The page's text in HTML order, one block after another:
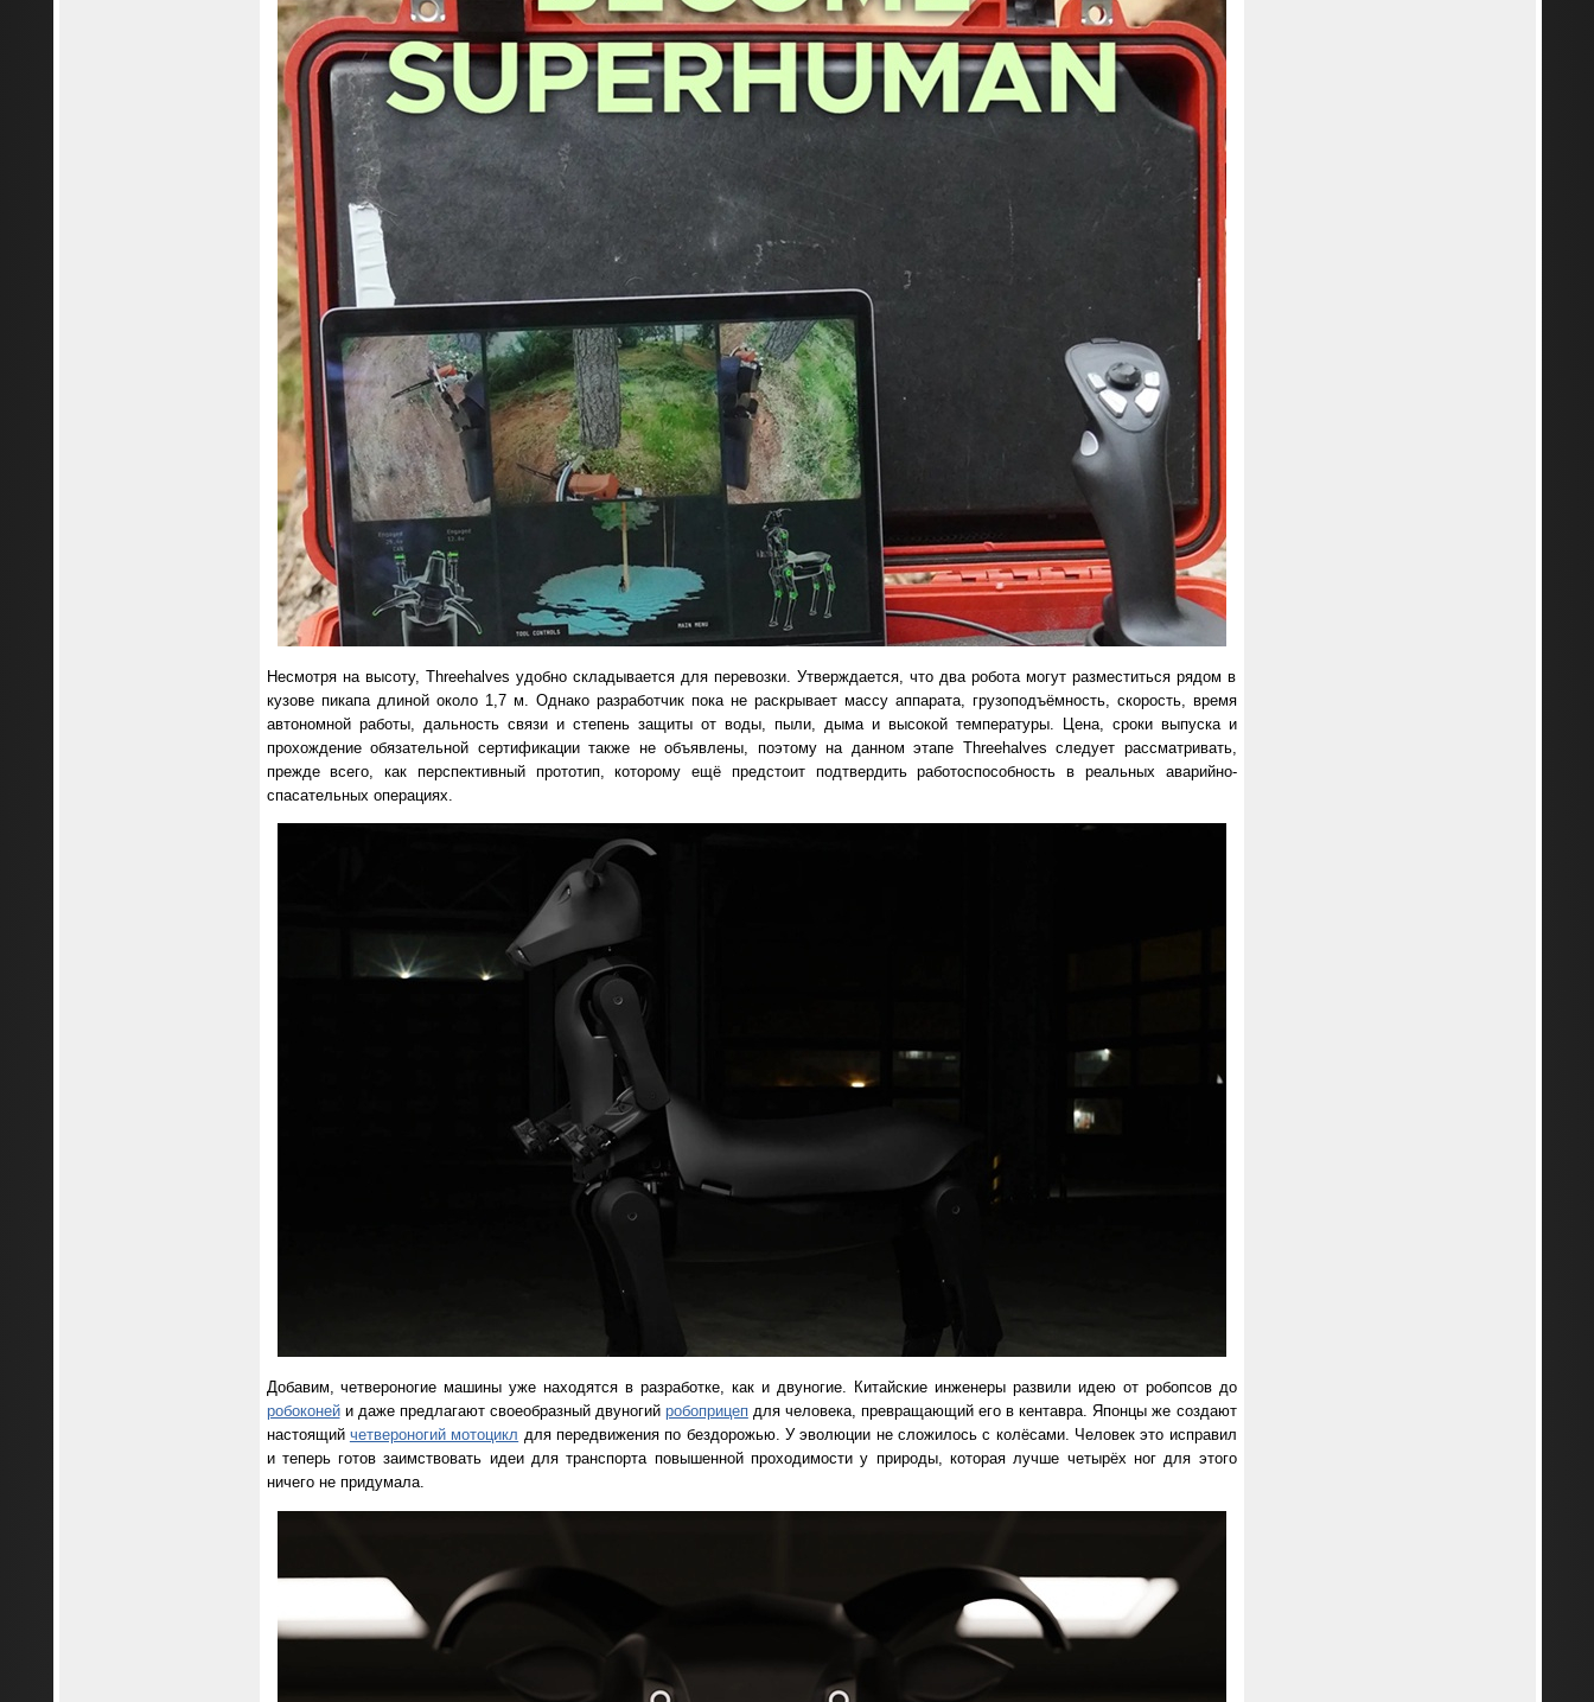
Несмотря на высоту, Threehalves удобно складывается для перевозки. Утверждается, что два робота могут разместиться рядом в
кузове пикапа длиной около 1,7 м. Однако разработчик пока не раскрывает массу аппарата, грузоподъёмность, скорость, время
автономной работы, дальность связи и степень защиты от воды, пыли, дыма и высокой температуры. Цена, сроки выпуска и
прохождение обязательной сертификации также не объявлены, поэтому на данном этапе Threehalves следует рассматривать,
прежде всего, как перспективный прототип, которому ещё предстоит подтвердить работоспособность в реальных аварийно-
спасательных операциях.
Добавим, четвероногие машины уже находятся в разработке, как и двуногие. Китайские инженеры развили идею от робопсов до
робоконейи даже предлагают своеобразный двуногий робоприцепдля человека, превращающий его в кентавра. Японцы же создают
настоящий четвероногий мотоцикл для передвижения по бездорожью. У эволюции не сложилось с колёсами. Человек это исправил
и теперь готов заимствовать идеи для транспорта повышенной проходимости у природы, которая лучше четырёх ног для этого
ничего не придумала.